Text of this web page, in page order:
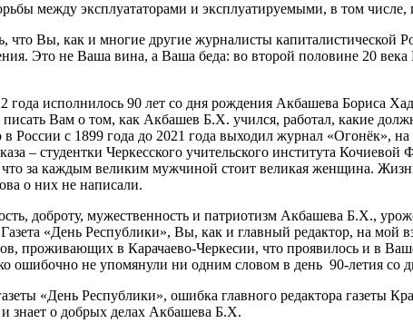
между эксплуататорами и эксплуатируемыми, в том числе,
Вы, как и многие другие журналисты капиталистической
Это не Ваша вина, а Ваша беда: во второй половине 20
исполнилось 90 лет со дня рождения Акбашева Бориса
Вам о том, как Акбашев Б.Х. учился, работал, какие
с 1899 года до 2021 года выходил журнал «Огонёк»,
– студентки Черкесского учительского института
за каждым великим мужчиной стоит великая женщина.
о них не написали.
доброту, мужественность и патриотизм Акбашева Б.Х.,
«День Республики», Вы, как и главный редактор, на мой
проживающих в Карачаево-Черкесии, что проявилось и в
ошибочно не упомянули ни одним словом в день 90-летия со
«День Республики», ошибка главного редактора газеты
знает о добрых делах Акбашева Б.Х.